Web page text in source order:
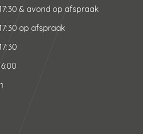
& avond op afspraak
op afspraak